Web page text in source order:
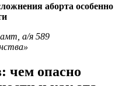
aбopта особенно
а/я 589
чем опасно